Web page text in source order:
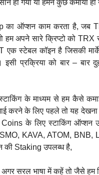
हो गया या हमने कुछ कमाया ही
का ऑप्शन काम करता है, जब
हम अपने सारे क्रिप्टो को
एक स्टेबल कॉइन है जिसकी
इसी प्रक्रिया को बार – बार
के माध्यम से हम कैसे
करने के लिए पहले तो यह देखना
के लिए स्टाकिंग ऑप्शन
KAVA, ATOM,
की Staking उपलब्ध है,
सरल भाषा में कहें तो जैसे हम